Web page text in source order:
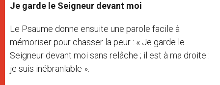
Je garde le Seigneur devant moi
Le Psaume donne ensuite une parole facile à
mémoriser pour chasser la peur : « Je garde le
Seigneur devant moi sans relâche ; il est à ma droite :
je suis inébranlable ».